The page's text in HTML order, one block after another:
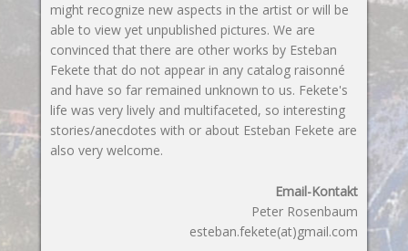
might recognize new aspects in the artist or will be
able to view yet unpublished pictures. We are
convinced that there are other works by Esteban
Fekete that do not appear in any catalog raisonné
and have so far remained unknown to us. Fekete's
life was very lively and multifaceted, so interesting
stories/anecdotes with or about Esteban Fekete are
also very welcome.
Email-Kontakt
Peter Rosenbaum
esteban.fekete(at)gmail.com